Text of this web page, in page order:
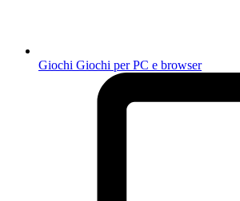
Giochi Giochi per PC e browser